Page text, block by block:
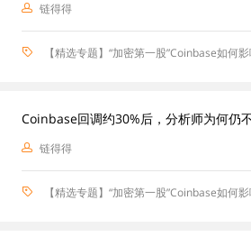
链得得
【精选专题】“加密第一股”Coinbase如何
Coinbase回调约30%后，分析师为何仍
链得得
【精选专题】“加密第一股”Coinbase如何